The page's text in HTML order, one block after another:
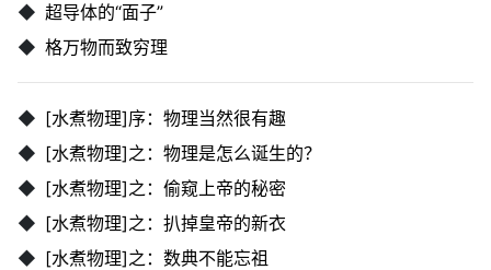
◆ 超导体的“面子”
◆ 格万物而致穷理
◆ [水煮物理]序：物理当然很有趣
◆ [水煮物理]之：物理是怎么诞生的？
◆ [水煮物理]之：偷窥上帝的秘密
◆ [水煮物理]之：扒掉皇帝的新衣
◆ [水煮物理]之：数典不能忘祖